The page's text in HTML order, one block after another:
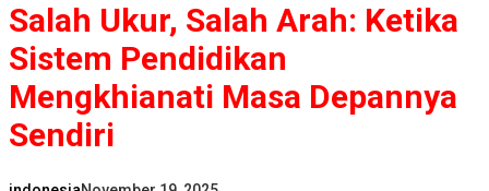
Salah Ukur, Salah Arah: Ketika
Sistem Pendidikan
Mengkhianati Masa Depannya
Sendiri